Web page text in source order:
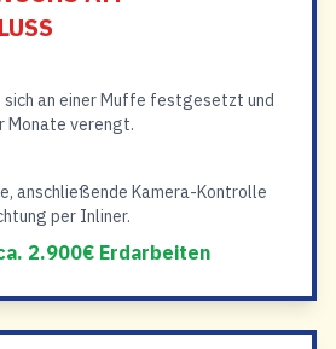
sich an einer Muffe festgesetzt und
Monate verengt.
anschließende Kamera-Kontrolle
per Inliner.
2.900€ Erdarbeiten